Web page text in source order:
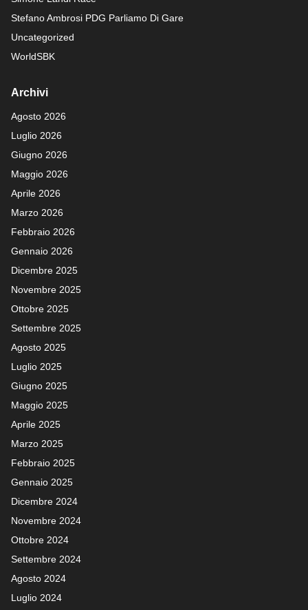
Stefano Ambrosi PDG Parliamo Di Gare
Uncategorized
WorldSBK
Archivi
Agosto 2026
Luglio 2026
Giugno 2026
Maggio 2026
Aprile 2026
Marzo 2026
Febbraio 2026
Gennaio 2026
Dicembre 2025
Novembre 2025
Ottobre 2025
Settembre 2025
Agosto 2025
Luglio 2025
Giugno 2025
Maggio 2025
Aprile 2025
Marzo 2025
Febbraio 2025
Gennaio 2025
Dicembre 2024
Novembre 2024
Ottobre 2024
Settembre 2024
Agosto 2024
Luglio 2024